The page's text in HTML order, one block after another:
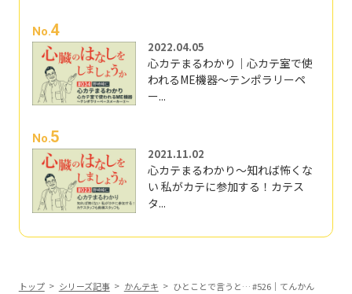
No.4
2022.04.05
心カテまるわかり｜心カテ室で使
われるME機器～テンポラリーペ
ー...
No.5
2021.11.02
心カテまるわかり～知れば怖くな
い 私がカテに参加する！カテス
タ...
トップ シリーズ記事 かんテキ ひとことで言うと… #526｜てんかん